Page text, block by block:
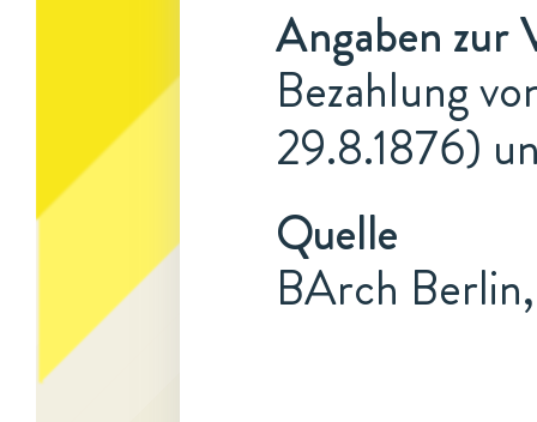
Angaben zur
Bezahlung
29.8.1876)
Quelle
BArch